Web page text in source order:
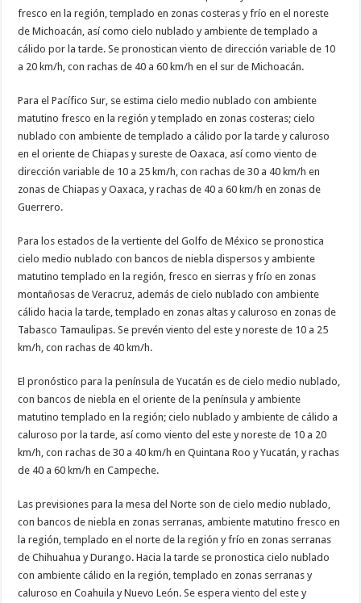
fresco en la región, templado en zonas costeras y frío en el noreste
de Michoacán, así como cielo nublado y ambiente de templado a
cálido por la tarde. Se pronostican viento de dirección variable de 10
a 20 km/h, con rachas de 40 a 60 km/h en el sur de Michoacán.
Para el Pacífico Sur, se estima cielo medio nublado con ambiente
matutino fresco en la región y templado en zonas costeras; cielo
nublado con ambiente de templado a cálido por la tarde y caluroso
en el oriente de Chiapas y sureste de Oaxaca, así como viento de
dirección variable de 10 a 25 km/h, con rachas de 30 a 40 km/h en
zonas de Chiapas y Oaxaca, y rachas de 40 a 60 km/h en zonas de
Guerrero.
Para los estados de la vertiente del Golfo de México se pronostica
cielo medio nublado con bancos de niebla dispersos y ambiente
matutino templado en la región, fresco en sierras y frío en zonas
montañosas de Veracruz, además de cielo nublado con ambiente
cálido hacia la tarde, templado en zonas altas y caluroso en zonas de
Tabasco Tamaulipas. Se prevén viento del este y noreste de 10 a 25
km/h, con rachas de 40 km/h.
El pronóstico para la península de Yucatán es de cielo medio nublado,
con bancos de niebla en el oriente de la península y ambiente
matutino templado en la región; cielo nublado y ambiente de cálido a
caluroso por la tarde, así como viento del este y noreste de 10 a 20
km/h, con rachas de 30 a 40 km/h en Quintana Roo y Yucatán, y rachas
de 40 a 60 km/h en Campeche.
Las previsiones para la mesa del Norte son de cielo medio nublado,
con bancos de niebla en zonas serranas, ambiente matutino fresco en
la región, templado en el norte de la región y frío en zonas serranas
de Chihuahua y Durango. Hacia la tarde se pronostica cielo nublado
con ambiente cálido en la región, templado en zonas serranas y
caluroso en Coahuila y Nuevo León. Se espera viento del este y